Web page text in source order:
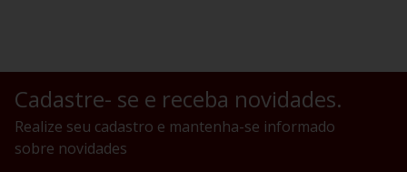
Cadastre- se e receba novidades.
Realize seu cadastro e mantenha-se informado
sobre novidades